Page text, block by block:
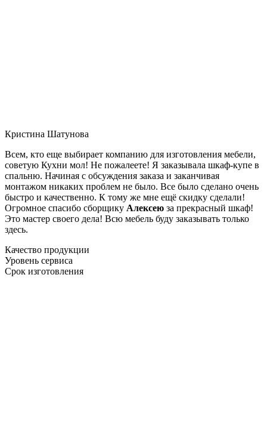
Кристина Шатунова
Всем, кто еще выбирает компанию для изготовления мебели,
советую Кухни мол! Не пожалеете! Я заказывала шкаф-купе в
спальню. Начиная с обсуждения заказа и заканчивая
монтажом никаких проблем не было. Все было сделано очень
быстро и качественно. К тому же мне ещё скидку сделали!
Огромное спасибо сборщику Алексею за прекрасный шкаф!
Это мастер своего дела! Всю мебель буду заказывать только
здесь.
Качество продукции
Уровень сервиса
Срок изготовления